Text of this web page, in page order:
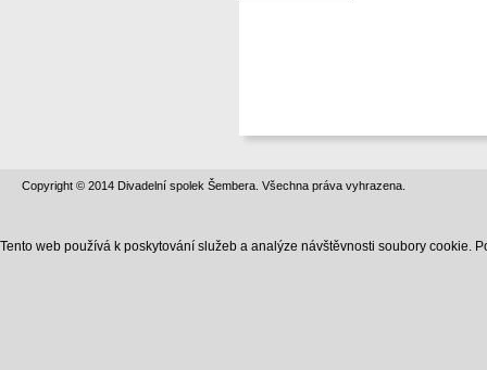
Copyright © 2014 Divadelní spolek Šembera. Všechna práva vyhrazena.
Tento web používá k poskytování služeb a analýze návštěvnosti soubory cookie.